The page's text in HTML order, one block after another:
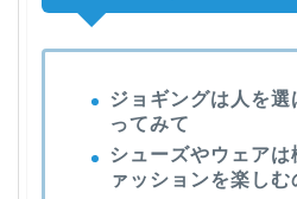
ジョギングは人を
ってみて
シューズやウェア
ァッションを楽しむ